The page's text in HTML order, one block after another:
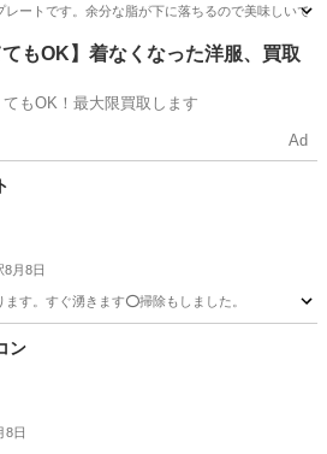
レートです。余分な脂が下に落ちるので美味しいで
駅 キッチン家電
てもOK】着なくなった洋服、買取
もOK！最大限買取します
Ad
8月8日
す。すぐ湧きます⭕️掃除もしました。
ン
8日